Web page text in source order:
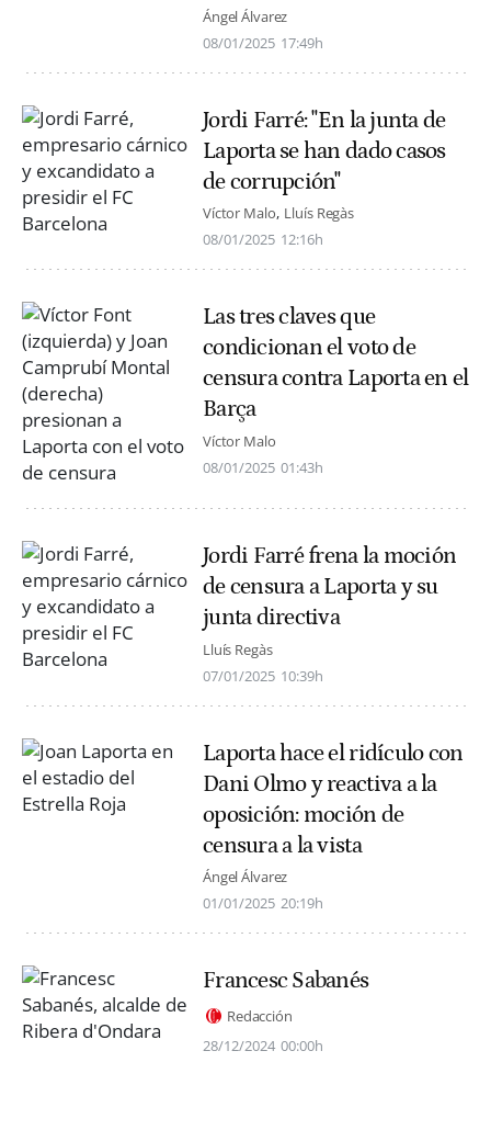
Ángel Álvarez
08/01/2025 17:49h
Jordi Farré: "En la junta de
Laporta se han dado casos
de corrupción"
Víctor Malo Lluís Regàs
08/01/2025 12:16h
Las tres claves que
condicionan el voto de
censura contra Laporta en el
Barça
Víctor Malo
08/01/2025 01:43h
Jordi Farré frena la moción
de censura a Laporta y su
junta directiva
Lluís Regàs
07/01/2025 10:39h
Laporta hace el ridículo con
Dani Olmo y reactiva a la
oposición: moción de
censura a la vista
Ángel Álvarez
01/01/2025 20:19h
Francesc Sabanés
Redacción
28/12/2024 00:00h